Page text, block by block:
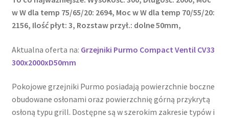
w W dla temp 75/65/20: 2694, Moc w W dla temp 70/55/20:
2156, Ilość płyt: 3, Rozstaw przył.: dolne 50mm,
Aktualna oferta na: Grzejniki Purmo Compact Ventil CV33
300x2000xD50mm
Pokojowe grzejniki Purmo posiadają powierzchnie boczne
obudowane osłonami oraz powierzchnię górną przykrytą
osłoną typu grill. Dostępne są w szerokim zakresie typów i